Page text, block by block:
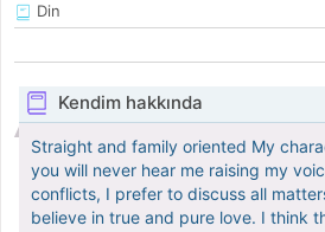
Din
Kendim hakkında
Straight and family oriented My
you will never hear me raising my
conflicts, I prefer to discuss all
believe in true and pure love. I think